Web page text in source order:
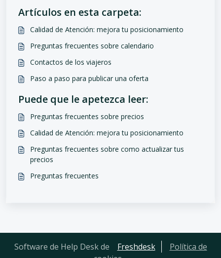
Artículos en esta carpeta:
Calidad de Atención: mejora tu posicionamiento
Preguntas frecuentes sobre calendario
Contactos de los viajeros
Paso a paso para publicar una oferta
Puede que le apetezca leer:
Preguntas frecuentes sobre precios
Calidad de Atención: mejora tu posicionamiento
Preguntas frecuentes sobre como actualizar tus
precios
Preguntas frecuentes
Software de Help Desk de Freshdesk
Política de